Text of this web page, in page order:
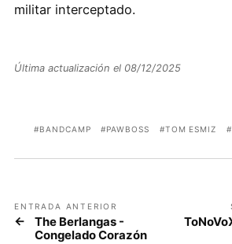
militar interceptado.
Última actualización el 08/12/2025
BANDCAMP PAWBOSS TOM ESMIZ
ENTRADA ANTERIOR
The Berlangas -
Congelado Corazón